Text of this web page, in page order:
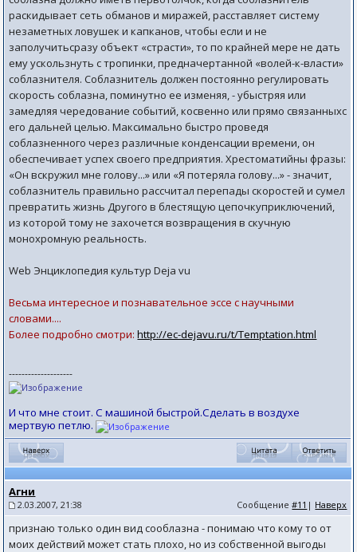
раскидывает сеть обманов и миражей, расставляет систему
незаметных ловушек и капканов, чтобы если и не
заполучитьсразу объект «страсти», то по крайней мере не дать
ему ускользнуть с тропинки, предначертанной «волей-к-власти»
соблазнителя. Соблазнитель должен постоянно регулировать
скорость соблазна, поминутно ее изменяя, - убыстряя или
замедляя чередование событий, косвенно или прямо связанныхс
его дальней целью. Максимально быстро проведя
соблазненного через различные конденсации времени, он
обеспечивает успех своего предприятия. Хрестоматийны фразы:
«Он вскружил мне голову...» или «Я потеряла голову...» - значит,
соблазнитель правильно рассчитал перепады скоростей и сумел
превратить жизнь Другого в блестящую цепочкуприключений,
из которой тому не захочется возвращения в скучную
монохромную реальность.
Web Энциклопедия культур Deja vu
Весьма интересное и познавательное эссе с научными
словами....
Более подробно смотри: http://ec-dejavu.ru/t/Temptation.html
--------------------
И что мне стоит. С машиной быстрой.Сделать в воздухе
мертвую петлю.
Агни
2.03.2007, 21:38 Сообщение#11 | Наверх
признаю только один вид сооблазна - понимаю что кому то от
моих действий может стать плохо, но из собственной выгоды